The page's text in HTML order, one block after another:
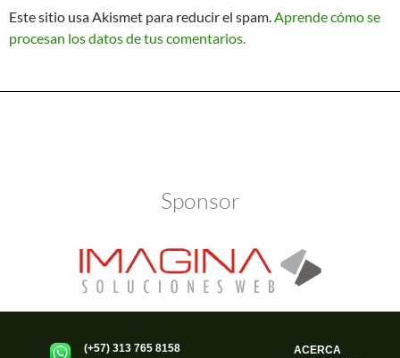
Este sitio usa Akismet para reducir el spam.Aprende cómo se
procesan los datos de tus comentarios.
Sponsor
(+57) 313 765 8158
ACERCA